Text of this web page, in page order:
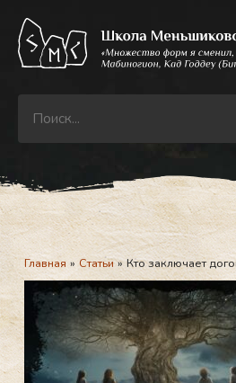
содержимому
Search
for:
Главная Статьи Кто заключает